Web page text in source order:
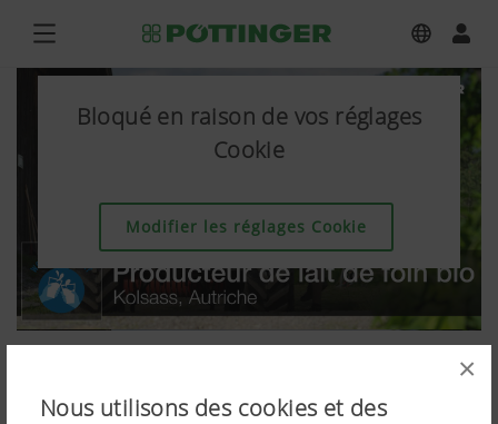
×
Nous utilisons des cookies et des
Bloqué en raison de vos réglages
Cookie
Modifier les réglages Cookie